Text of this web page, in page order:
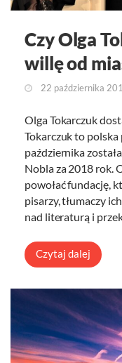
Czy Olga
willę od
22 października
Olga Tokarczuk
Tokarczuk to polska
października
Nobla za 2018 rok.
powołać fundację,
pisarzy, tłumaczy
nad literaturą i
Czytaj dalej